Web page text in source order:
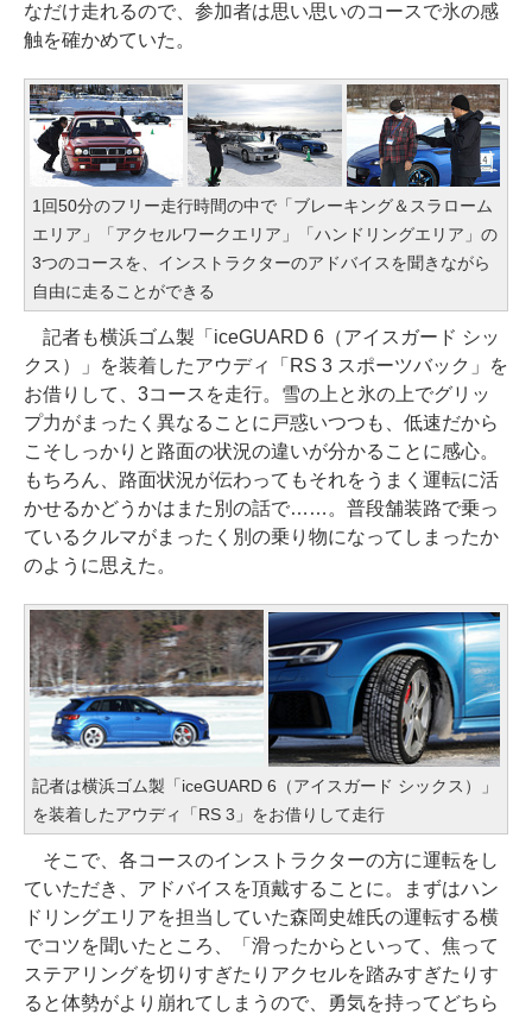
なだけ走れるので、参加者は思い思いのコースで氷の感
触を確かめていた。
1回50分のフリー走行時間の中で「ブレーキング＆スラローム
エリア」「アクセルワークエリア」「ハンドリングエリア」の
3つのコースを、インストラクターのアドバイスを聞きながら
自由に走ることができる
記者も横浜ゴム製「iceGUARD 6（アイスガード シッ
クス）」を装着したアウディ「RS 3 スポーツバック」を
お借りして、3コースを走行。雪の上と氷の上でグリッ
プ力がまったく異なることに戸惑いつつも、低速だから
こそしっかりと路面の状況の違いが分かることに感心。
もちろん、路面状況が伝わってもそれをうまく運転に活
かせるかどうかはまた別の話で……。普段舗装路で乗っ
ているクルマがまったく別の乗り物になってしまったか
のように思えた。
記者は横浜ゴム製「iceGUARD 6（アイスガード シックス）」
を装着したアウディ「RS 3」をお借りして走行
そこで、各コースのインストラクターの方に運転をし
ていただき、アドバイスを頂戴することに。まずはハン
ドリングエリアを担当していた森岡史雄氏の運転する横
でコツを聞いたところ、「滑ったからといって、焦って
ステアリングを切りすぎたりアクセルを踏みすぎたりす
ると体勢がより崩れてしまうので、勇気を持ってどちら